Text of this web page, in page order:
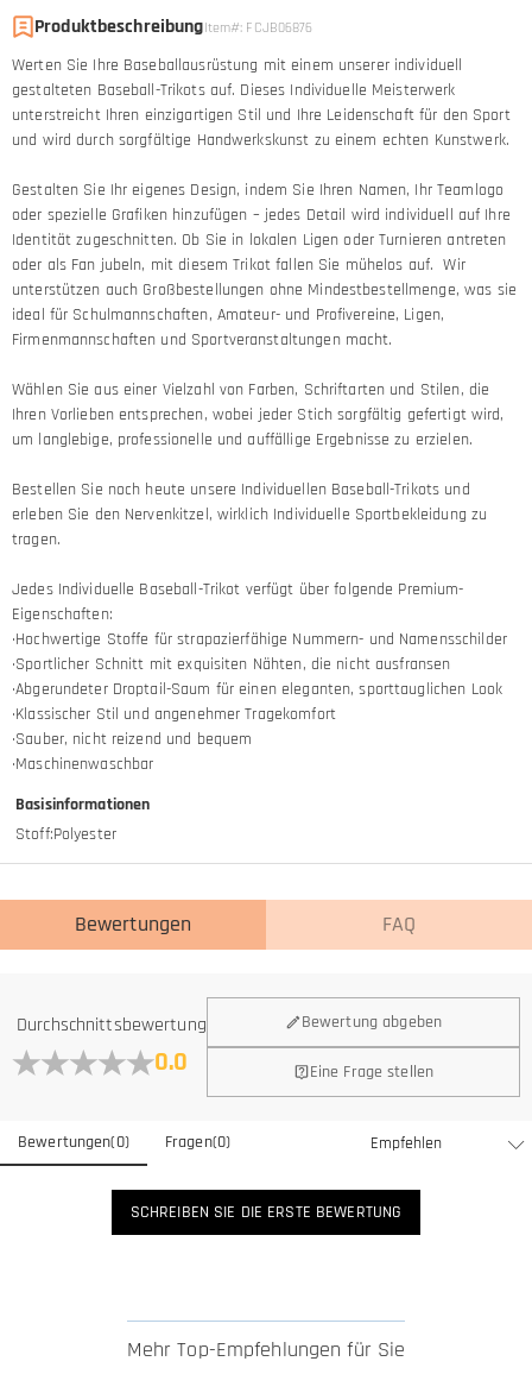
ProduktbeschreibungItem#: FCJB06876
Werten Sie Ihre Baseballausrüstung mit einem unserer individuell
gestalteten Baseball-Trikots auf. Dieses Individuelle Meisterwerk
unterstreicht Ihren einzigartigen Stil und Ihre Leidenschaft für den Sport
und wird durch sorgfältige Handwerkskunst zu einem echten Kunstwerk.
Gestalten Sie Ihr eigenes Design, indem Sie Ihren Namen, Ihr Teamlogo
oder spezielle Grafiken hinzufügen – jedes Detail wird individuell auf Ihre
Identität zugeschnitten. Ob Sie in lokalen Ligen oder Turnieren antreten
oder als Fan jubeln, mit diesem Trikot fallen Sie mühelos auf. Wir
unterstützen auch Großbestellungen ohne Mindestbestellmenge, was sie
ideal für Schulmannschaften, Amateur- und Profivereine, Ligen,
Firmenmannschaften und Sportveranstaltungen macht.
Wählen Sie aus einer Vielzahl von Farben, Schriftarten und Stilen, die
Ihren Vorlieben entsprechen, wobei jeder Stich sorgfältig gefertigt wird,
um langlebige, professionelle und auffällige Ergebnisse zu erzielen.
Bestellen Sie noch heute unsere Individuellen Baseball-Trikots und
erleben Sie den Nervenkitzel, wirklich Individuelle Sportbekleidung zu
tragen.
Jedes Individuelle Baseball-Trikot verfügt über folgende Premium-
Eigenschaften:
·Hochwertige Stoffe für strapazierfähige Nummern- und Namensschilder
·Sportlicher Schnitt mit exquisiten Nähten, die nicht ausfransen
·Abgerundeter Droptail-Saum für einen eleganten, sporttauglichen Look
·Klassischer Stil und angenehmer Tragekomfort
·Sauber, nicht reizend und bequem
·Maschinenwaschbar
Basisinformationen
Stoff:Polyester
Bewertungen FAQ
Durchschnittsbewertung
0.0
Bewertung abgeben
Eine Frage stellen
Bewertungen(0) Fragen(0)
SCHREIBEN SIE DIE ERSTE BEWERTUNG
Mehr Top-Empfehlungen für Sie